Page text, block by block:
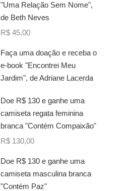
"Uma Relação Sem Nome",
de Beth Neves
R$ 45,00
Faça uma doação e receba o
e-book "Encontrei Meu
Jardim", de Adriane Lacerda
Doe R$ 130 e ganhe uma
camiseta regata feminina
branca "Contém Compaixão"
R$ 130,00
Doe R$ 130 e ganhe uma
camiseta masculina branca
"Contém Paz"